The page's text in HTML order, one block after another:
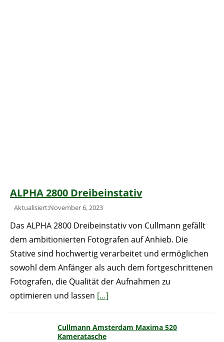
ALPHA 2800 Dreibeinstativ
Aktualisiert:November 6, 2023
Das ALPHA 2800 Dreibeinstativ von Cullmann gefällt
dem ambitionierten Fotografen auf Anhieb. Die
Stative sind hochwertig verarbeitet und ermöglichen
sowohl dem Anfänger als auch dem fortgeschrittenen
Fotografen, die Qualität der Aufnahmen zu
optimieren und lassen […]
Cullmann Amsterdam Maxima 520
Kameratasche